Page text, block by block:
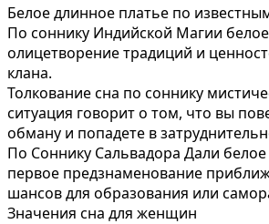
Белое длинное платье по
По соннику Индийской Магии
олицетворение традиций и
клана.
Толкование сна по соннику
ситуация говорит о том, что вы
обману и попадете в
По Соннику Сальвадора Дали
первое предзнаменование
шансов для образования или
Значения сна для женщин